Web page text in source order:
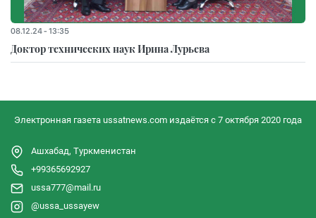
08.12.24 - 13:35
Доктор технических наук Ирина Лурьева
Электронная газета ussatnews.com издаётся с 7 октября 2020 года
Ашхабад, Туркменистан
+99365692927
ussa777@mail.ru
@ussa_ussayew